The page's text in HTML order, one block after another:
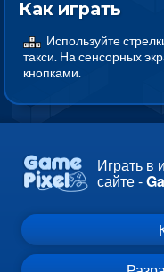
Как играть
Используйте
такси. На сенсорных
кнопками.
Играть в
сайте -